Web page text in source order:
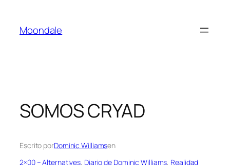
contenido
Moondale
SOMOS CRYAD
Escrito porDominic Williamsen
2×00 – Alternatives, Diario de Dominic Williams, Realidad